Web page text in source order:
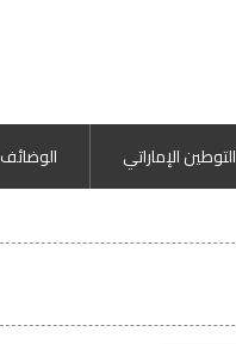
التوطين الإماراتي الوضائف